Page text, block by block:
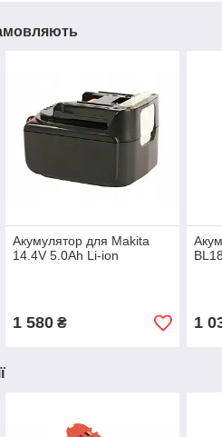
Акумулятор для Makita
14.4V 5.0Ah Li-ion
1 580₴ 1